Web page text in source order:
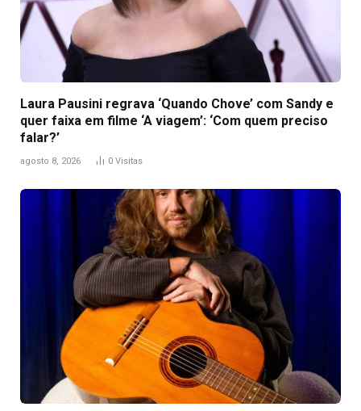
Laura Pausini regrava ‘Quando Chove’ com Sandy e
quer faixa em filme ‘A viagem’: ‘Com quem preciso
falar?’
agosto 8, 2026 0 Visitas